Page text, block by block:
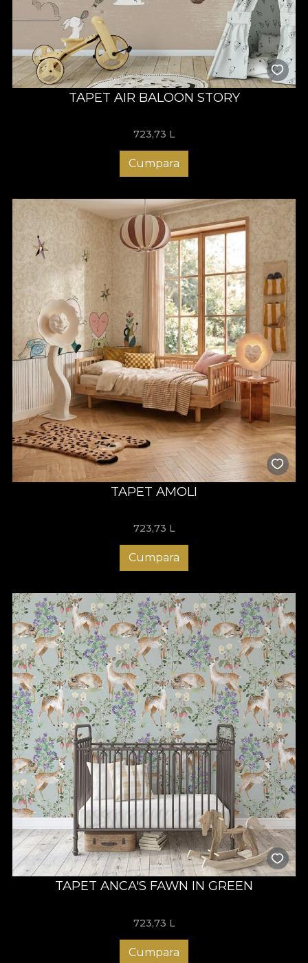
TAPET AIR BALOON STORY
723,73 L
Cumpara
TAPET AMOLI
723,73 L
Cumpara
TAPET ANCA'S FAWN IN GREEN
723,73 L
Cumpara